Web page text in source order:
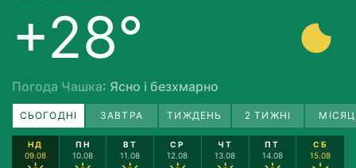
+28°
Погода Чашка: Ясно і безхмарно
СЬОГОДНІ ЗАВТРА ТИЖДЕНЬ 2 ТИЖНІ
НД
09.08
ПН
10.08
ВТ
11.08
СР
12.08
ЧТ
13.08
ПТ
14.08
СБ
15.08